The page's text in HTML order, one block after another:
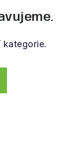
kategorie.